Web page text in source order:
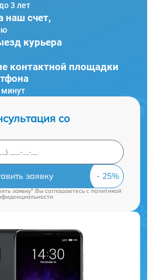
3 лет
наш счет,
курьера
контактной площадки
минут
со
заявку
заявку" Вы соглашаетесь cполитикой